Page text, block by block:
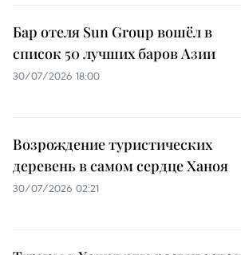
Бар отеля Sun Group вошёл в
список 50 лучших баров Азии
30/07/2026 18:00
Возрождение туристических
деревень в самом сердце Ханоя
30/07/2026 02:21